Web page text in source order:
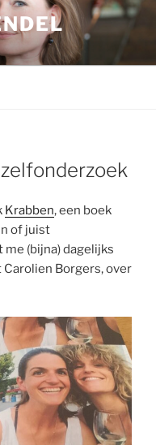
Krabben, een boek
of juist
(bijna) dagelijks
Borgers, over